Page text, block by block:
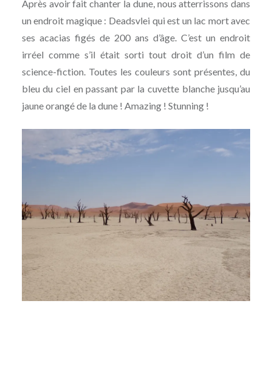
Après avoir fait chanter la dune, nous atterrissons dans
un endroit magique : Deadsvlei qui est un lac mort avec
ses acacias figés de 200 ans d’âge. C’est un endroit
irréel comme s’il était sorti tout droit d’un film de
science-fiction. Toutes les couleurs sont présentes, du
bleu du ciel en passant par la cuvette blanche jusqu’au
jaune orangé de la dune ! Amazing ! Stunning !